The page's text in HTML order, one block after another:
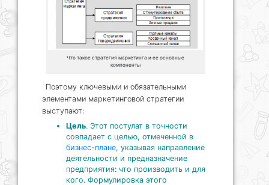
Что такое стратегия маркетинга и ее основные
компоненты
Поэтому ключевыми и обязательными
элементами маркетинговой стратегии
выступают:
Цель. Этот постулат в точности
совпадает с целью, отмеченной в
бизнес-плане, указывая направление
деятельности и предназначение
предприятия: что производить и для
кого. Формулировка этого